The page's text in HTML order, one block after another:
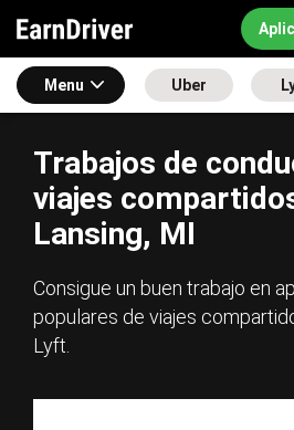
Menu Uber
Trabajos de
viajes
Lansing, MI
Consigue un buen trabajo en
populares de viajes
Lyft.